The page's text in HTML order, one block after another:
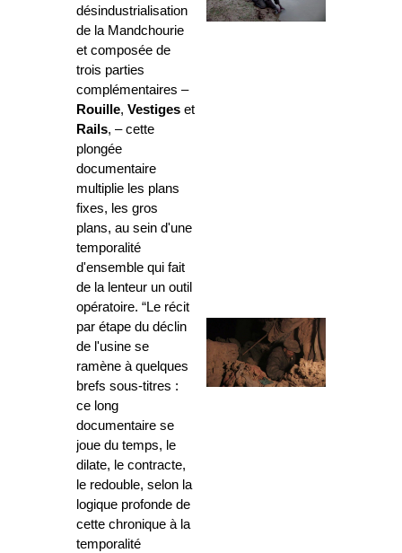
désindustrialisation
de la Mandchourie
et composée de
trois parties
complémentaires –
Rouille, Vestiges et
Rails, – cette
plongée
documentaire
multiplie les plans
fixes, les gros
plans, au sein d'une
temporalité
d'ensemble qui fait
de la lenteur un outil
opératoire. “Le récit
par étape du déclin
de l'usine se
ramène à quelques
brefs sous-titres :
ce long
documentaire se
joue du temps, le
dilate, le contracte,
le redouble, selon la
logique profonde de
cette chronique à la
temporalité